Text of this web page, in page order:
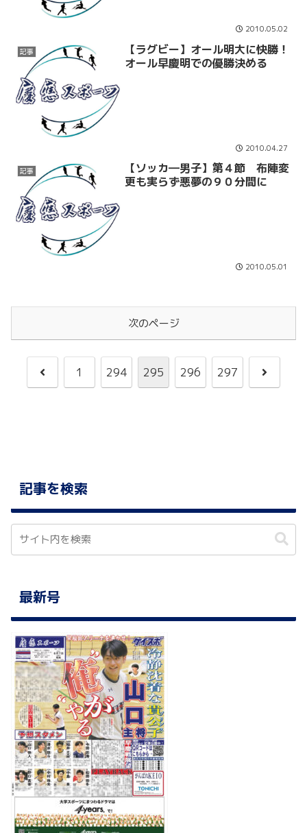
2010.05.02
記事
【ラグビー】オール明大に快勝！
オール早慶明での優勝決める
2010.04.27
記事
【ソッカ―男子】第４節 布陣変
更も実らず悪夢の９０分間に
2010.05.01
次のページ
前
1 294 295 296 297
次
記事を検索
最新号